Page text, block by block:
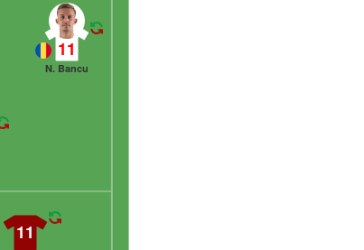
11
N. Bancu
11